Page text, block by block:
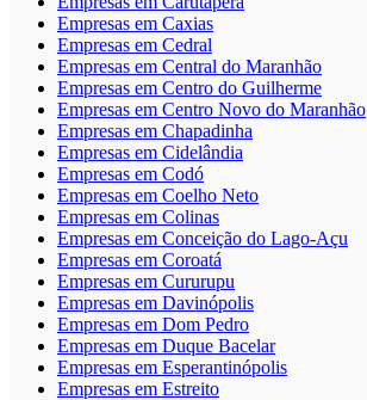
Empresas em Caxias
Empresas em Cedral
Empresas em Central do Maranhão
Empresas em Centro do Guilherme
Empresas em Centro Novo do Maranhão
Empresas em Chapadinha
Empresas em Cidelândia
Empresas em Codó
Empresas em Coelho Neto
Empresas em Colinas
Empresas em Conceição do Lago-Açu
Empresas em Coroatá
Empresas em Cururupu
Empresas em Davinópolis
Empresas em Dom Pedro
Empresas em Duque Bacelar
Empresas em Esperantinópolis
Empresas em Estreito